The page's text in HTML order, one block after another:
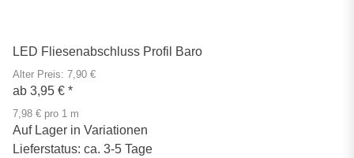
LED Fliesenabschluss Profil Baro
Alter Preis: 7,90 €
ab 3,95 € *
7,98 € pro 1 m
Auf Lager in Variationen
Lieferstatus: ca. 3-5 Tage